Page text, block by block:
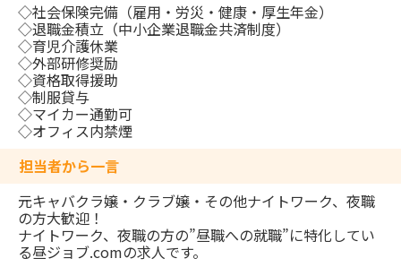
◇社会保険完備（雇用・労災・健康・厚生年金）
◇退職金積立（中小企業退職金共済制度）
◇育児介護休業
◇外部研修奨励
◇資格取得援助
◇制服貸与
◇マイカー通勤可
◇オフィス内禁煙
担当者から一言
元キャバクラ嬢・クラブ嬢・その他ナイトワーク、夜職
の方大歓迎！
ナイトワーク、夜職の方の”昼職への就職”に特化してい
る昼ジョブ.comの求人です。